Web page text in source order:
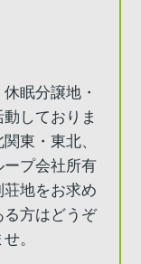
眠分譲地・
しておりま
東・東北、
プ会社所有
地をお求め
る方はどうぞ
。